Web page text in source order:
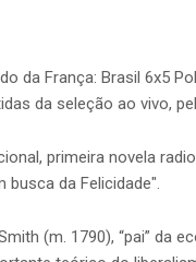
da França: Brasil 6x5
da seleção ao vivo,
primeira novela
busca da Felicidade".
(m. 1790), “pai” da